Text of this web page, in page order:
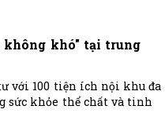
không khó" tại trung
với 100 tiện ích nội khu đa
sức khỏe thể chất và tinh